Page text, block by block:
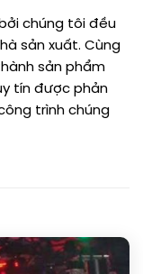
chúng tôi đều
sản xuất. Cùng
sản phẩm
tín được phản
trình chúng